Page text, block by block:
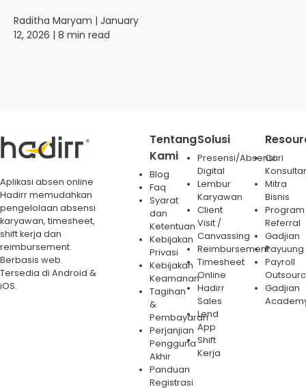
Raditha Maryam | January
12, 2026 | 8 min read
Aplikasi absen online
Hadirr memudahkan
pengelolaan absensi
karyawan, timesheet,
shift kerja dan
reimbursement.
Berbasis web.
Tersedia di Android &
iOS.
Tentang
Kami
Blog
Faq
Syarat
dan
Ketentuan
Kebijakan
Privasi
Kebijakan
Keamanan
Tagihan
&
Pembayaran
Perjanjian
Pengguna
Akhir
Panduan
Registrasi
Solusi
Presensi/Absensi
Digital
Lembur
Karyawan
Client
Visit /
Canvassing
Reimbursement
Timesheet
Online
Hadirr
Sales
Lend
App
Shift
Kerja
Cari
Mitra
Bisnis
Program
Referral
Gadjian
Payuung
Payroll
Gadjian